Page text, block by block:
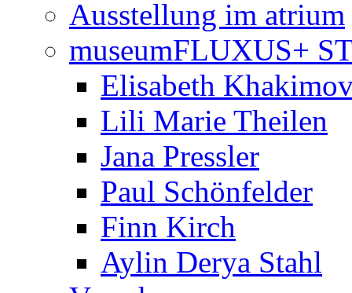
Ausstellung im atrium
museumFLUXUS+
Elisabeth
Lili Marie Theilen
Jana Pressler
Paul Schönfelder
Finn Kirch
Aylin Derya Stahl